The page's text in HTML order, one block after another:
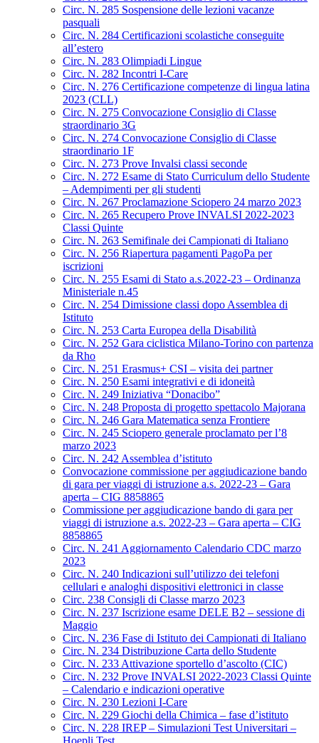
Circ. N. 285 Sospensione delle lezioni vacanze
pasquali
Circ. N. 284 Certificazioni scolastiche conseguite
all’estero
Circ. N. 283 Olimpiadi Lingue
Circ. N. 282 Incontri I-Care
Circ. N. 276 Certificazione competenze di lingua latina
2023 (CLL)
Circ. N. 275 Convocazione Consiglio di Classe
straordinario 3G
Circ. N. 274 Convocazione Consiglio di Classe
straordinario 1F
Circ. N. 273 Prove Invalsi classi seconde
Circ. N. 272 Esame di Stato Curriculum dello Studente
– Adempimenti per gli studenti
Circ. N. 267 Proclamazione Sciopero 24 marzo 2023
Circ. N. 265 Recupero Prove INVALSI 2022-2023
Classi Quinte
Circ. N. 263 Semifinale dei Campionati di Italiano
Circ. N. 256 Riapertura pagamenti PagoPa per
iscrizioni
Circ. N. 255 Esami di Stato a.s.2022-23 – Ordinanza
Ministeriale n.45
Circ. N. 254 Dimissione classi dopo Assemblea di
Istituto
Circ. N. 253 Carta Europea della Disabilità
Circ. N. 252 Gara ciclistica Milano-Torino con partenza
da Rho
Circ. N. 251 Erasmus+ CSI – visita dei partner
Circ. N. 250 Esami integrativi e di idoneità
Circ. N. 249 Iniziativa “Donacibo”
Circ. N. 248 Proposta di progetto spettacolo Majorana
Circ. N. 246 Gara Matematica senza Frontiere
Circ. N. 245 Sciopero generale proclamato per l’8
marzo 2023
Circ. N. 242 Assemblea d’istituto
Convocazione commissione per aggiudicazione bando
di gara per viaggi di istruzione a.s. 2022-23 – Gara
aperta – CIG 8858865
Commissione per aggiudicazione bando di gara per
viaggi di istruzione a.s. 2022-23 – Gara aperta – CIG
8858865
Circ. N. 241 Aggiornamento Calendario CDC marzo
2023
Circ. N. 240 Indicazioni sull’utilizzo dei telefoni
cellulari e analoghi dispositivi elettronici in classe
Circ. 238 Consigli di Classe marzo 2023
Circ. N. 237 Iscrizione esame DELE B2 – sessione di
Maggio
Circ. N. 236 Fase di Istituto dei Campionati di Italiano
Circ. N. 234 Distribuzione Carta dello Studente
Circ. N. 233 Attivazione sportello d’ascolto (CIC)
Circ. N. 232 Prove INVALSI 2022-2023 Classi Quinte
– Calendario e indicazioni operative
Circ. N. 230 Lezioni I-Care
Circ. N. 229 Giochi della Chimica – fase d’istituto
Circ. N. 228 IREP – Simulazioni Test Universitari –